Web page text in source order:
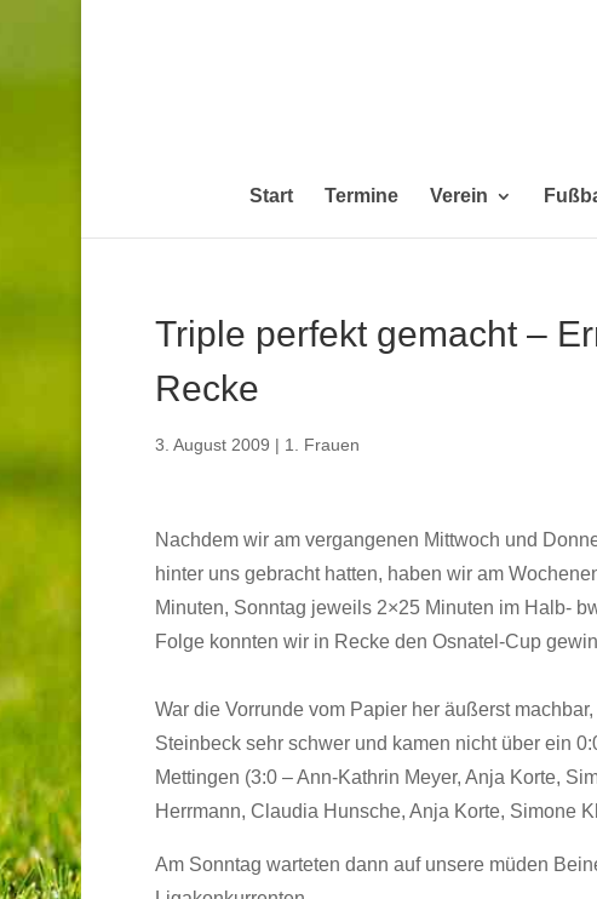
Start Termine Verein
Triple perfekt gemacht –
Recke
3. August 2009 | 1. Frauen
Nachdem wir am vergangenen Mittwoch und
hinter uns gebracht hatten, haben wir am
Minuten, Sonntag jeweils 2×25 Minuten im Halb-
Folge konnten wir in Recke den Osnatel-Cup
War die Vorrunde vom Papier her äußerst
Steinbeck sehr schwer und kamen nicht über ein
Mettingen (3:0 – Ann-Kathrin Meyer, Anja Korte,
Herrmann, Claudia Hunsche, Anja Korte, Simone
Am Sonntag warteten dann auf unsere müden